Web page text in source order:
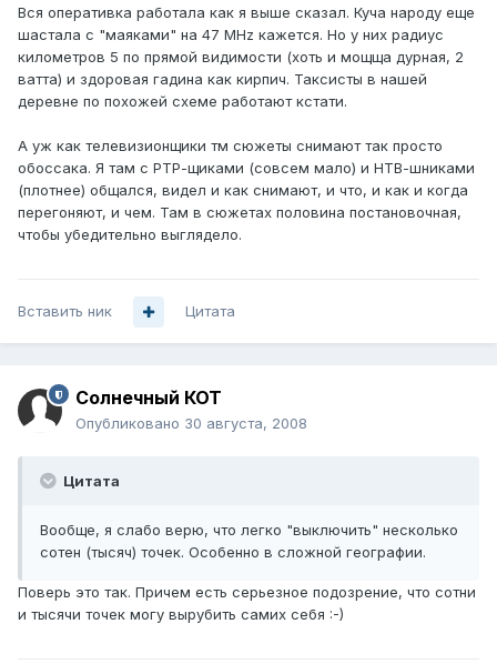
Вся оперативка работала как я выше сказал. Куча народу еще
шастала с "маяками" на 47 MHz кажется. Но у них радиус
километров 5 по прямой видимости (хоть и мощща дурная, 2
ватта) и здоровая гадина как кирпич. Таксисты в нашей
деревне по похожей схеме работают кстати.
А уж как телевизионщики тм сюжеты снимают так просто
обоссака. Я там с РТР-щиками (совсем мало) и НТВ-шниками
(плотнее) общался, видел и как снимают, и что, и как и когда
перегоняют, и чем. Там в сюжетах половина постановочная,
чтобы убедительно выглядело.
Вставить ник Цитата
Солнечный КОТ
Опубликовано 30 августа, 2008
Цитата
Вообще, я слабо верю, что легко "выключить" несколько
сотен (тысяч) точек. Особенно в сложной географии.
Поверь это так. Причем есть серьезное подозрение, что сотни
и тысячи точек могу вырубить самих себя :-)